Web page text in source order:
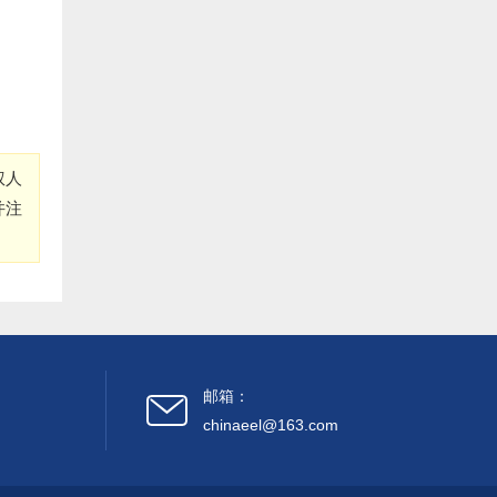
7.福清 林文义 捐赠20000元:
8.福清 郑坤 捐赠20000元:
注
邮箱：
chinaeel@163.com